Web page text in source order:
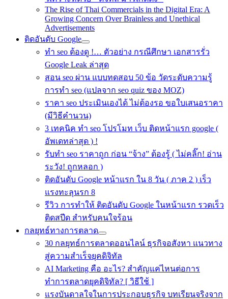
The Rise of Thai Commercials in the Digital Era: A
Growing Concern Over Brainless and Unethical
Advertisements
ติดอันดับ Google
ทำ seo ต้องดู !… ตัวอย่าง กรณีศึกษา เอกสารรั่ว
Google Leak ล่าสุด
สอน seo ผ่าน แบบทดสอบ 50 ข้อ วัดระดับความรู้
การทำ seo (แปลจาก seo quiz ของ MOZ)
ราคา seo ประเมินเองได้ ไม่ต้องรอ ขอใบเสนอราคา
(มีวิธีคำนวน)
3 เทคนิค ทำ seo โปรโมท เว็บ ติดหน้าแรก google (
อัพเดทล่าสุด ) !
รับทำ seo ราคาถูก ก่อน “จ้าง” ต้องรู้ ( ไม่คลิ๊ก! อ่าน
ระวัง! ถูกหลอก )
ติดอันดับ Google หน้าแรก ใน 8 วัน ( ภาค 2 ) เร็ว
แรงทะลุนรก 8
รีวิว การทำให้ ติดอันดับ Google ในหน้าแรก รวดเร็ว
ติดสปีด สำหรับคนใจร้อน
กลยุทธ์ทางการตลาด
30 กลยุทธ์การตลาดออนไลน์ ธุรกิจอสังหา แนวทาง
สู่ความสำเร็จยุคดิจิทัล
AI Marketing คือ อะไร? สำคัญแค่ไหนต่อการ
ทำการตลาดยุคดิจิทัล? [ วิธีใช้ ]
แรงบันดาลใจในการประกอบธุรกิจ บทเรียนจริงจาก